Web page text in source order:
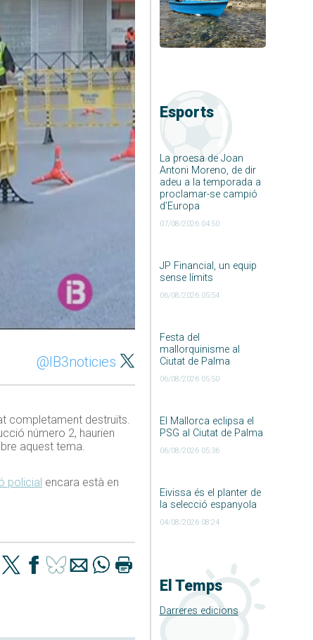
Esports
La proesa de Joan
Antoni Moreno, de dir
adeu a la temporada a
proclamar-se campió
d’Europa
07/08/2026 04:50
JP Financial, un equip
sense límits
06/08/2026 05:54
Festa del
mallorquinisme al
Ciutat de Palma
06/08/2026 05:50
El Mallorca eclipsa el
PSG al Ciutat de Palma
06/08/2026 05:36
Eivissa és el planter de
la selecció espanyola
04/08/2026 08:24
El Temps
Darreres edicions
@IB3noticies
completament destruïts.
número 2, haurien
aquest tema.
policial encara està en